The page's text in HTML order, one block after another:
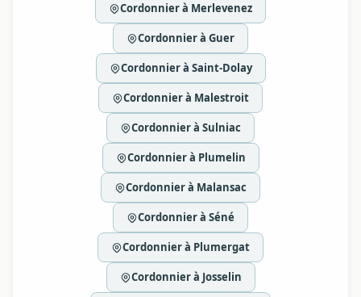
Cordonnier à Merlevenez
Cordonnier à Guer
Cordonnier à Saint-Dolay
Cordonnier à Malestroit
Cordonnier à Sulniac
Cordonnier à Plumelin
Cordonnier à Malansac
Cordonnier à Séné
Cordonnier à Plumergat
Cordonnier à Josselin